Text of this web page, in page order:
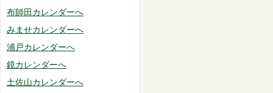
布師田カレンダーへ
みませカレンダーへ
浦戸カレンダーへ
鏡カレンダーへ
土佐山カレンダーへ